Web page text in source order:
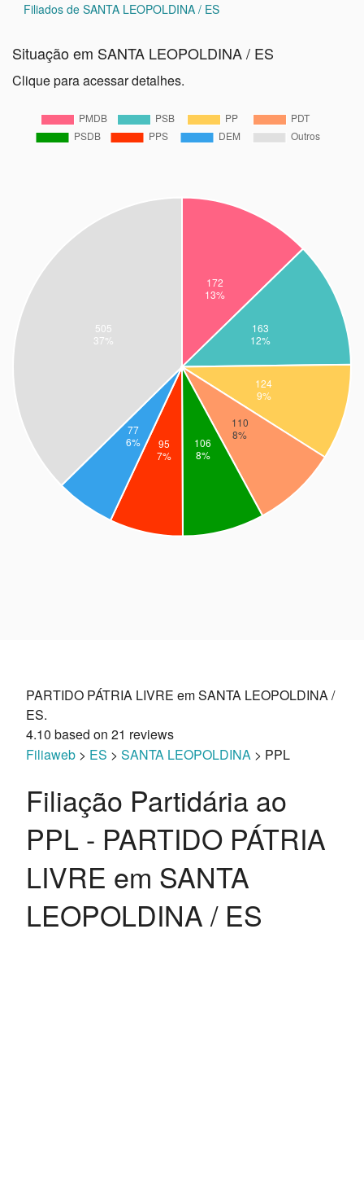
Filiados de SANTA LEOPOLDINA / ES
Situação em SANTA LEOPOLDINA / ES
Clique para acessar detalhes.
PARTIDO PÁTRIA LIVRE em SANTA LEOPOLDINA /
ES.
4.10 based on 21 reviews
Filiaweb > ES > SANTA LEOPOLDINA > PPL
Filiação Partidária ao
PPL - PARTIDO PÁTRIA
LIVRE em SANTA
LEOPOLDINA / ES